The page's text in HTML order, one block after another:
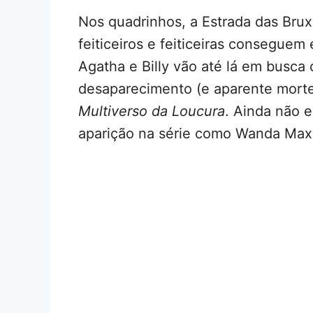
Nos quadrinhos, a Estrada das
feiticeiros e feiticeiras conseguem
Agatha e Billy vão até lá em busca
desaparecimento (e aparente
Multiverso da Loucura. Ainda não
aparição na série como Wanda